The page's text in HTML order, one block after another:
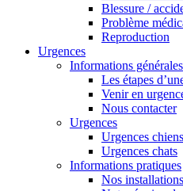
Blessure /
Problème
Reproduction
Urgences
Informations générales
Les étapes
Venir en
Nous contacter
Urgences
Urgences chiens
Urgences chats
Informations pratiques
Nos installations